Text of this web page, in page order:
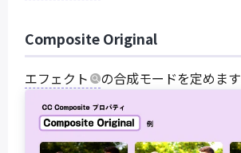
Composite Original
エフェクト の合成モードを定めます